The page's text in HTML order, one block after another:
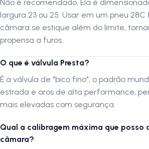
Altura da Válvula: 48mm
Largura Compatível:
700x23C até 700x25C
Peso:143 Gramas
Por que comprar este
A câmara Journey 700x23/25C destaca-se por
muito. A borracha butílica possui maior
variações térmicas, o que previne o
Não é recomendado. Ela é
largura 23 ou 25. Usar em um pneu
câmara se estique além do limite,
propensa a furos.
O que é válvula Presta?
É a válvula de "bico fino", o padrão
estrada e aros de alta performance,
mais elevadas com segurança.
Qual a calibragem máxima que posso
câmara?